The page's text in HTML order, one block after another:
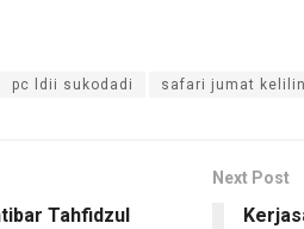
pc ldii sukodadi safari jumat
Tahfidzul
Next Post